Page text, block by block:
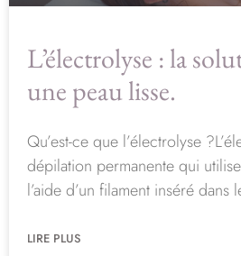
L’électrolyse : la
une peau lisse.
Qu’est-ce que l’électrolyse
dépilation permanente qui
l’aide d’un filament inséré
LIRE PLUS